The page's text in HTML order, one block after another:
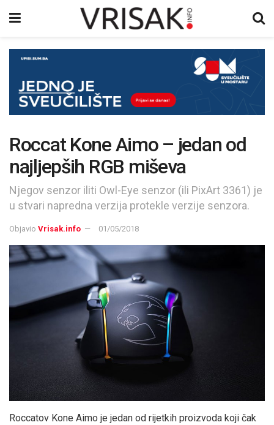
Roccat Kone Aimo – jedan od
najljepših RGB miševa
Njegov senzor iliti Owl-Eye senzor (ili PixArt 3361) je
u stvari napredna verzija protekle verzije senzora.
Objavio Vrisak.info 01/05/2018
Roccatov Kone Aimo je jedan od rijetkih proizvoda koji čak